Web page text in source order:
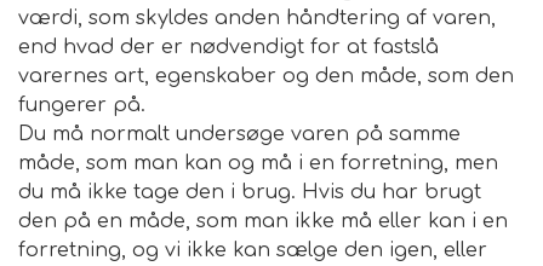
værdi, som skyldes anden håndtering af varen,
end hvad der er nødvendigt for at fastslå
varernes art, egenskaber og den måde, som den
fungerer på.
Du må normalt undersøge varen på samme
måde, som man kan og må i en forretning, men
du må ikke tage den i brug. Hvis du har brugt
den på en måde, som man ikke må eller kan i en
forretning, og vi ikke kan sælge den igen, eller